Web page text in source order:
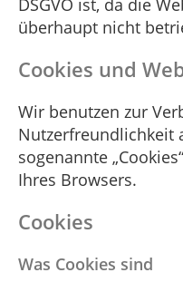
überhaupt nicht
Cookies und
Wir benutzen zur
Nutzerfreundlichkeit
sogenannte
Ihres Browsers.
Cookies
Was Cookies sind